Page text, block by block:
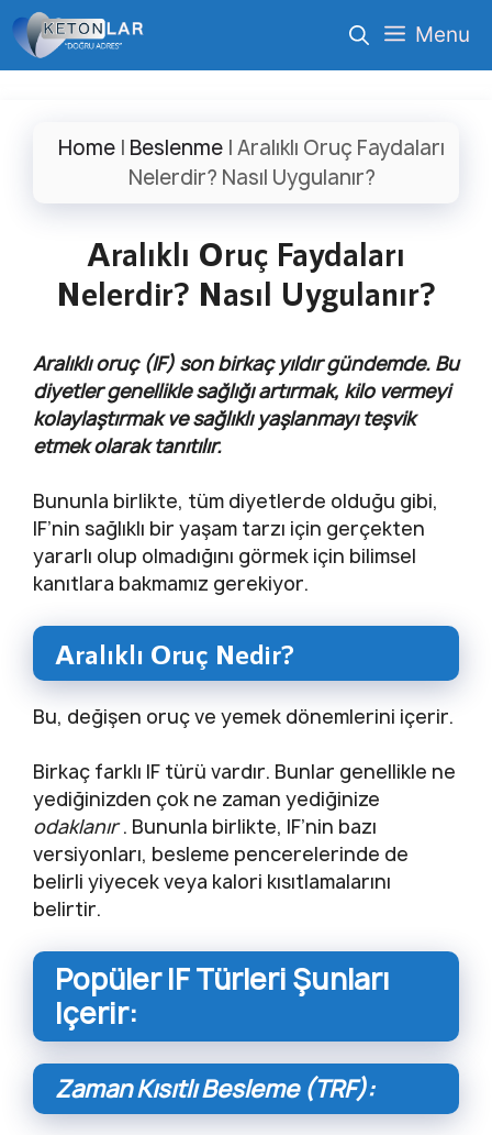
İçeriğe
atla
Menu
Home | Beslenme | Aralıklı Oruç Faydaları
Nelerdir? Nasıl Uygulanır?
Aralıklı Oruç Faydaları
Nelerdir? Nasıl Uygulanır?
Aralıklı oruç (IF) son birkaç yıldır gündemde. Bu
diyetler genellikle sağlığı artırmak, kilo vermeyi
kolaylaştırmak ve sağlıklı yaşlanmayı teşvik
etmek olarak tanıtılır.
Bununla birlikte, tüm diyetlerde olduğu gibi,
IF’nin sağlıklı bir yaşam tarzı için gerçekten
yararlı olup olmadığını görmek için bilimsel
kanıtlara bakmamız gerekiyor.
Aralıklı Oruç Nedir?
Bu, değişen oruç ve yemek dönemlerini içerir.
Birkaç farklı IF türü vardır. Bunlar genellikle ne
yediğinizden çok ne zaman yediğinize
odaklanır. Bununla birlikte, IF’nin bazı
versiyonları, besleme pencerelerinde de
belirli yiyecek veya kalori kısıtlamalarını
belirtir.
Popüler IF Türleri Şunları
Içerir:
Zaman Kısıtlı Besleme (TRF):